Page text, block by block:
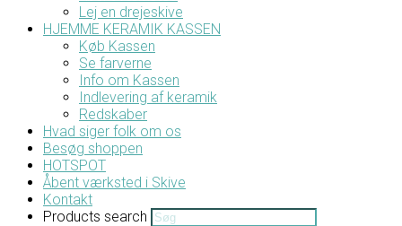
Lej en drejeskive
HJEMME KERAMIK KASSEN
Køb Kassen
Se farverne
Info om Kassen
Indlevering af keramik
Redskaber
Hvad siger folk om os
Besøg shoppen
HOTSPOT
Åbent værksted i Skive
Kontakt
Products search